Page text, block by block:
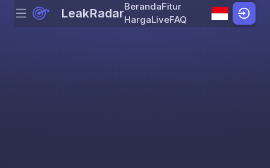
Skip to content
Menu LeakRadarBerandaFitur
HargaLiveFAQ